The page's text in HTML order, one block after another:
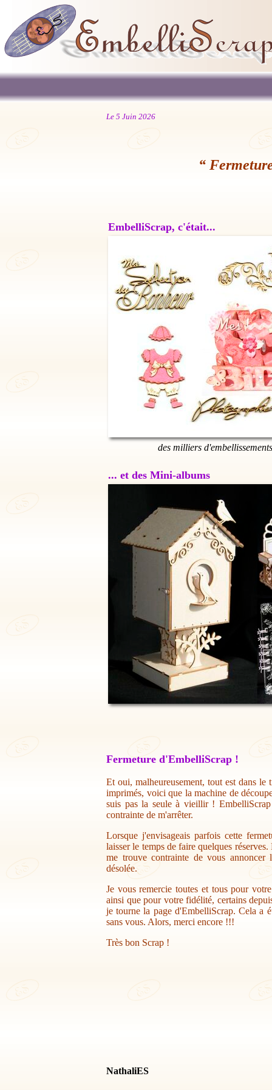
Le 5 Juin 2026
“
EmbelliScrap, c'était...
des milliers
... et des Mini-albums
Fermeture d'EmbelliScrap !
Et oui, malheureusement, tout est dans
imprimés, voici que la machine de
suis pas la seule à vieillir !
contrainte de m'arrêter.
Lorsque j'envisageais parfois cette
laisser le temps de faire quelques
me trouve contrainte de vous annoncer
désolée.
Je vous remercie toutes et tous pour
ainsi que pour votre fidélité, certains
je tourne la page d'EmbelliScrap. Cela a
sans vous. Alors, merci encore !!!
Très bon Scrap !
NathaliES